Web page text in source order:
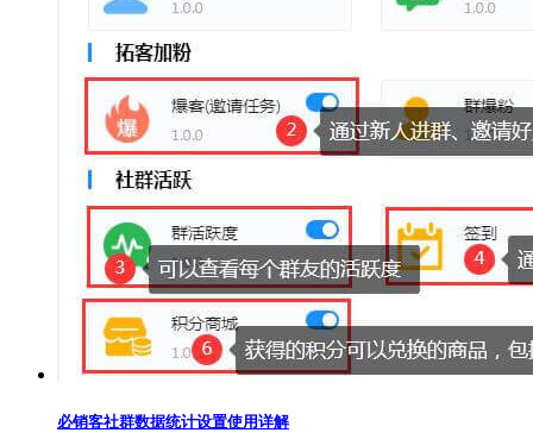
必销客社群数据统计设置使用详解